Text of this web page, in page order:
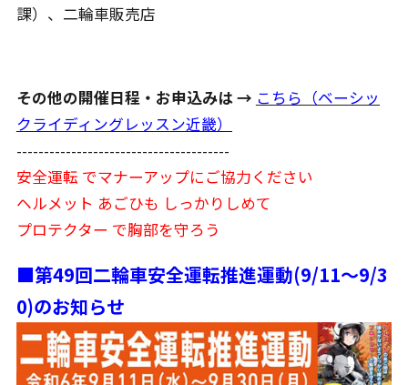
課）、二輪車販売店
その他の開催日程・お申込みは → こちら（ベーシッ
クライディングレッスン近畿）
---------------------------------------
安全運転 でマナーアップにご協力ください
ヘルメット あごひも しっかりしめて
プロテクター で胸部を守ろう
■第49回二輪車安全運転推進運動(9/11～9/3
0)のお知らせ